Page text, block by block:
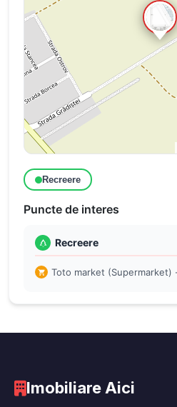
Recreere
Puncte de interes
Recreere
Toto market (Supermarket)
Imobiliare Aici